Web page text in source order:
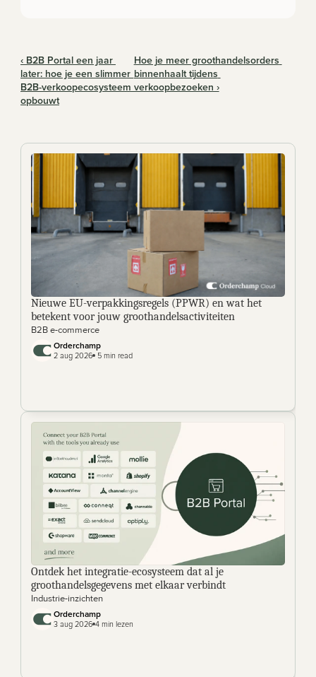
‹ B2B Portal een jaar
later: hoe je een slimmer
B2B-verkoopecosysteem
opbouwt
Hoe je meer groothandelsorders
binnenhaalt tijdens
verkoopbezoeken ›
Nieuwe EU-verpakkingsregels (PPWR) en wat het
betekent voor jouw groothandelsactiviteiten
B2B e-commerce
Orderchamp
2 aug 2026 5 min read
Ontdek het integratie-ecosysteem dat al je
groothandelsgegevens met elkaar verbindt
Industrie-inzichten
Orderchamp
3 aug 2026 4 min lezen